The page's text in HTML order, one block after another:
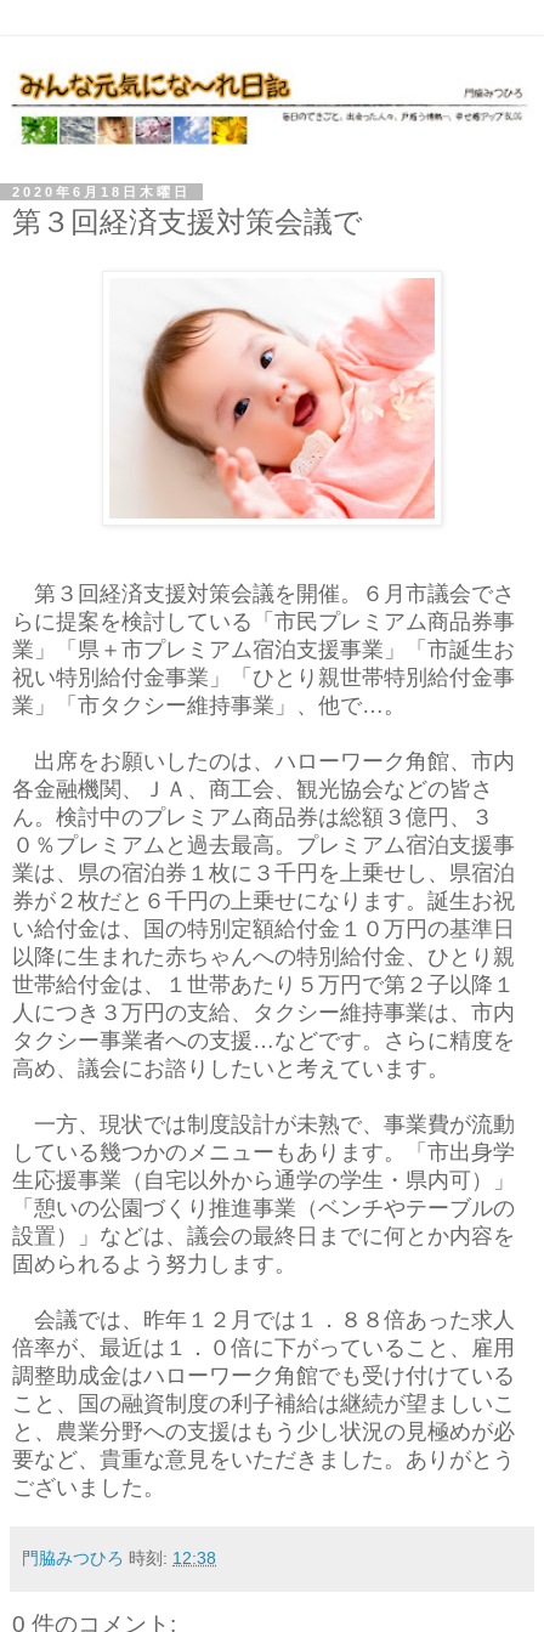
2020年6月18日木曜日
第３回経済支援対策会議で
第３回経済支援対策会議を開催。６月市議会でさ
らに提案を検討している「市民プレミアム商品券事
業」「県＋市プレミアム宿泊支援事業」「市誕生お
祝い特別給付金事業」「ひとり親世帯特別給付金事
業」「市タクシー維持事業」、他で…。
出席をお願いしたのは、ハローワーク角館、市内
各金融機関、ＪＡ、商工会、観光協会などの皆さ
ん。検討中のプレミアム商品券は総額３億円、３
０％プレミアムと過去最高。プレミアム宿泊支援事
業は、県の宿泊券１枚に３千円を上乗せし、県宿泊
券が２枚だと６千円の上乗せになります。誕生お祝
い給付金は、国の特別定額給付金１０万円の基準日
以降に生まれた赤ちゃんへの特別給付金、ひとり親
世帯給付金は、１世帯あたり５万円で第２子以降１
人につき３万円の支給、タクシー維持事業は、市内
タクシー事業者への支援…などです。さらに精度を
高め、議会にお諮りしたいと考えています。
一方、現状では制度設計が未熟で、事業費が流動
している幾つかのメニューもあります。「市出身学
生応援事業（自宅以外から通学の学生・県内可）」
「憩いの公園づくり推進事業（ベンチやテーブルの
設置）」などは、議会の最終日までに何とか内容を
固められるよう努力します。
会議では、昨年１２月では１．８８倍あった求人
倍率が、最近は１．０倍に下がっていること、雇用
調整助成金はハローワーク角館でも受け付けている
こと、国の融資制度の利子補給は継続が望ましいこ
と、農業分野への支援はもう少し状況の見極めが必
要など、貴重な意見をいただきました。ありがとう
ございました。
門脇みつひろ 時刻: 12:38
0 件のコメント: